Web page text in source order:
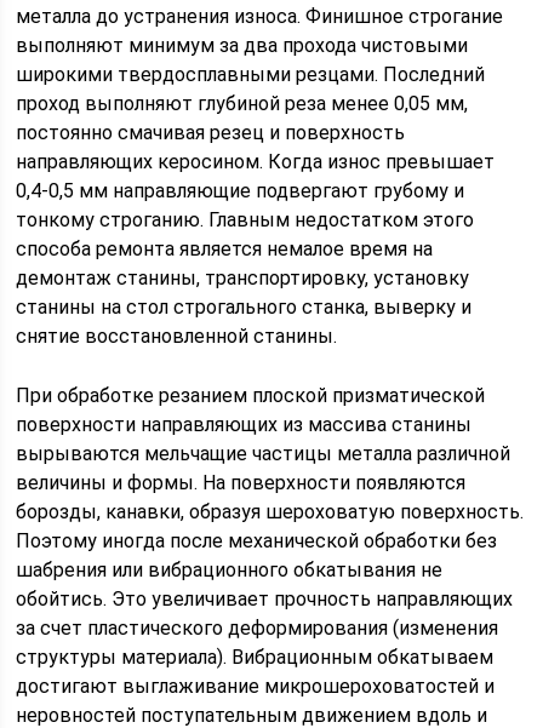
металла до устранения износа. Финишное строгание
выполняют минимум за два прохода чистовыми
широкими твердосплавными резцами. Последний
проход выполняют глубиной реза менее 0,05 мм,
постоянно смачивая резец и поверхность
направляющих керосином. Когда износ превышает
0,4-0,5 мм направляющие подвергают грубому и
тонкому строганию. Главным недостатком этого
способа ремонта является немалое время на
демонтаж станины, транспортировку, установку
станины на стол строгального станка, выверку и
снятие восстановленной станины.
При обработке резанием плоской призматической
поверхности направляющих из массива станины
вырываются мельчащие частицы металла различной
величины и формы. На поверхности появляются
борозды, канавки, образуя шероховатую поверхность.
Поэтому иногда после механической обработки без
шабрения или вибрационного обкатывания не
обойтись. Это увеличивает прочность направляющих
за счет пластического деформирования (изменения
структуры материала). Вибрационным обкатываем
достигают выглаживание микрошероховатостей и
неровностей поступательным движением вдоль и